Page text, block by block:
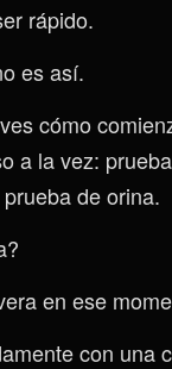
rápido.
es así.
cómo
a la vez:
de orina.
en ese
con una